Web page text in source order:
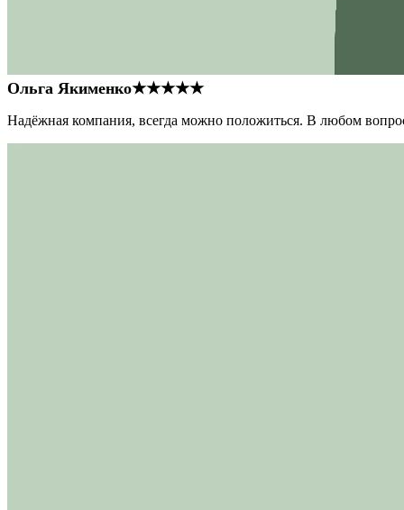
Ольга Якименко★★★★★
Надёжная компания, всегда можно положиться. В любом